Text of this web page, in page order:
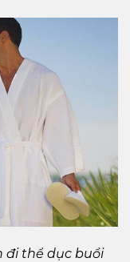
đi thể dục buổi